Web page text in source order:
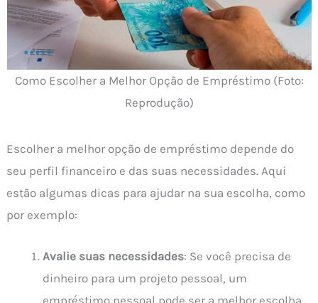
Como Escolher a Melhor Opção de Empréstimo (Foto:
Reprodução)
Escolher a melhor opção de empréstimo depende do
seu perfil financeiro e das suas necessidades. Aqui
estão algumas dicas para ajudar na sua escolha, como
por exemplo:
Avalie suas necessidades: Se você precisa de
dinheiro para um projeto pessoal, um